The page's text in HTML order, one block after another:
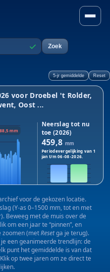
't
✓ Zoek
5-jr gemiddelde Reset
voor Droebel 't Rolder,
Oost ...
2025
mm
Neerslag tot nu
toe (2026)
459,8 mm
Periodevergelijking van 1
jan t/m06-08-2026.
2026 2025
Dit jaar: 459,8
mm · Vorig
jaar:472,8mm
Verschil:-13,0 mm
voor de gekozen locatie.
(Y-as 0–1500 mm, tot en met
Beweeg met de muis over de
om een jaar te “pinnen”, en
zoomen (metResetga je terug).
een geanimeerde trendlijn: de
punt het gemiddelde is van dat
op twee jaren om ze direct te